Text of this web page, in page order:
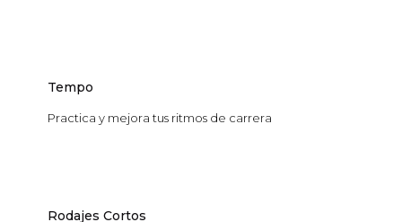
Tempo
Practica y mejora tus ritmos de carrera
Rodajes Cortos